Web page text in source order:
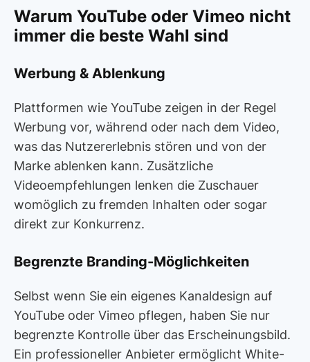
Warum YouTube oder Vimeo nicht
immer die beste Wahl sind
Werbung & Ablenkung
Plattformen wie YouTube zeigen in der Regel
Werbung vor, während oder nach dem Video,
was das Nutzererlebnis stören und von der
Marke ablenken kann. Zusätzliche
Videoempfehlungen lenken die Zuschauer
womöglich zu fremden Inhalten oder sogar
direkt zur Konkurrenz.
Begrenzte Branding-Möglichkeiten
Selbst wenn Sie ein eigenes Kanaldesign auf
YouTube oder Vimeo pflegen, haben Sie nur
begrenzte Kontrolle über das Erscheinungsbild.
Ein professioneller Anbieter ermöglicht White-